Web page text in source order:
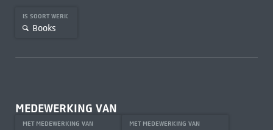
IS SOORT WERK
Books
MEDEWERKING VAN
MET MEDEWERKING VAN MET MEDEWERKING VAN